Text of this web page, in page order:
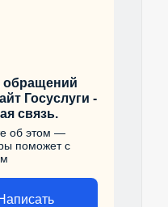
обращений
Госуслуги -
связь.
об этом —
поможет с